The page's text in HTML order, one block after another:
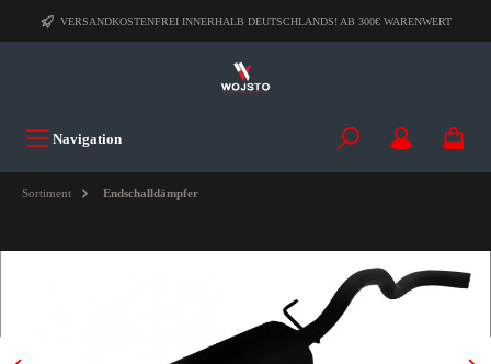
VERSANDKOSTENFREI INNERHALB DEUTSCHLANDS! AB 300€ WARENWERT
Navigation
Sortiment Endschalldämpfer